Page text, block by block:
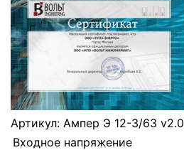
Артикул: Ампер Э 12-3/63 v2.0
Входное напряжение